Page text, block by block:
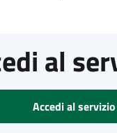
al
Accedi al servizio